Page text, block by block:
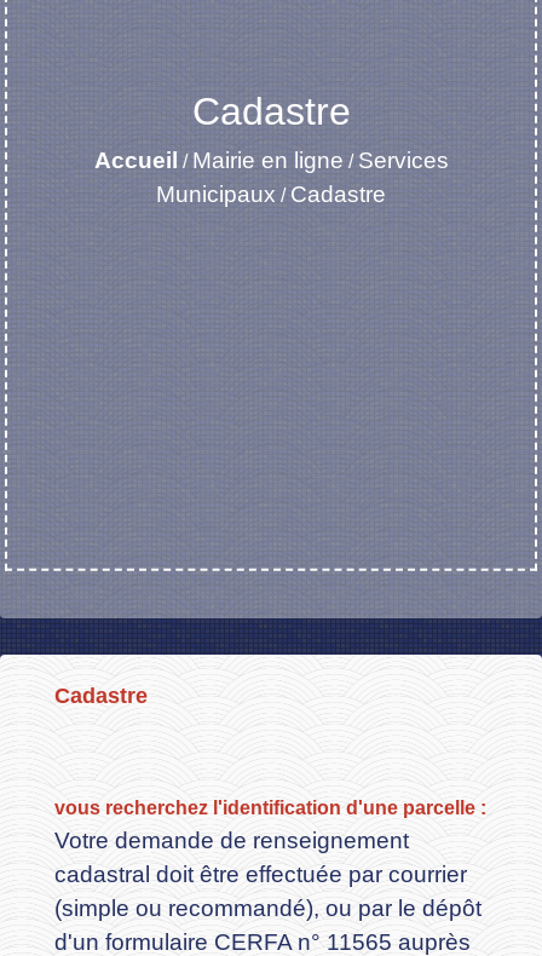
Cadastre
Accueil / Mairie en ligne / Services
Municipaux / Cadastre
Cadastre
vous recherchez l'identification d'une parcelle :
Votre demande de renseignement
cadastral doit être effectuée par courrier
(simple ou recommandé), ou par le dépôt
d'un formulaire CERFA n° 11565 auprès